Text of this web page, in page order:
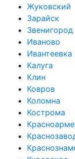
Жуковский
Зарайск
Звенигород
Иваново
Ивантеевка
Калуга
Клин
Ковров
Коломна
Кострома